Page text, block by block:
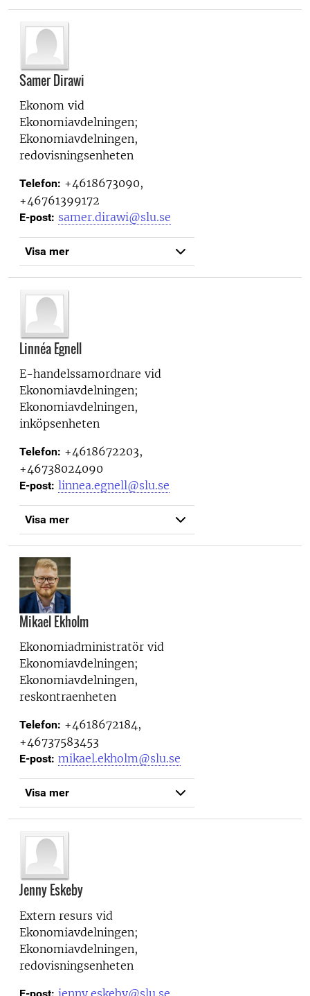
Samer Dirawi
Ekonom vid
Ekonomiavdelningen;
Ekonomiavdelningen,
redovisningsenheten
Telefon: +4618673090,
+46761399172
E-post: samer.dirawi@slu.se
Visa mer
Linnéa Egnell
E-handelssamordnare vid
Ekonomiavdelningen;
Ekonomiavdelningen,
inköpsenheten
Telefon: +4618672203,
+46738024090
E-post: linnea.egnell@slu.se
Visa mer
Mikael Ekholm
Ekonomiadministratör vid
Ekonomiavdelningen;
Ekonomiavdelningen,
reskontraenheten
Telefon: +4618672184,
+46737583453
E-post: mikael.ekholm@slu.se
Visa mer
Jenny Eskeby
Extern resurs vid
Ekonomiavdelningen;
Ekonomiavdelningen,
redovisningsenheten
E-post: jenny.eskeby@slu.se